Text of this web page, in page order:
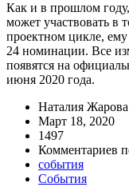
Как и в прошлом
может участвовать в
проектном цикле,
24 номинации. Все
появятся на
июня 2020 года.
Наталия Жарова
Март 18, 2020
1497
Комментариев
события
События